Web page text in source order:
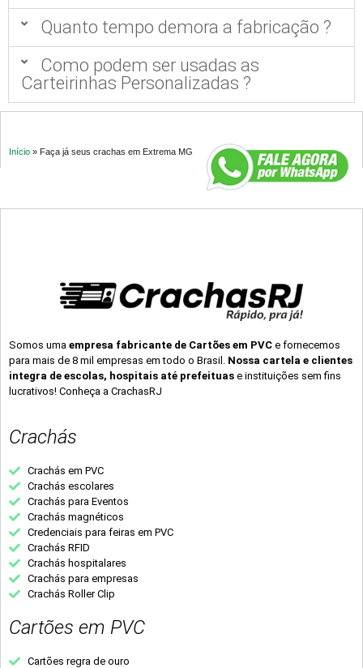
Quanto tempo demora a fabricação ?
Como podem ser usadas as
Carteirinhas Personalizadas ?
Início » Faça já seus crachas em Extrema MG
Somos uma empresa fabricante de Cartões em PVC e fornecemos
para mais de 8 mil empresas em todo o Brasil. Nossa cartela e clientes
integra de escolas, hospitais até prefeituas e instituições sem fins
lucrativos! Conheça a CrachasRJ
Crachás
Crachás em PVC
Crachás escolares
Crachás para Eventos
Crachás magnéticos
Credenciais para feiras em PVC
Crachás RFID
Crachás hospitalares
Crachás para empresas
Crachás Roller Clip
Cartões em PVC
Cartões regra de ouro